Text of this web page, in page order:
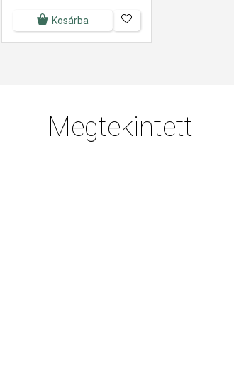
Kosárba
Megtekintett